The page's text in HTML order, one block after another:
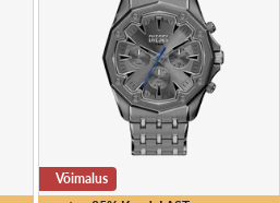
Võimalus